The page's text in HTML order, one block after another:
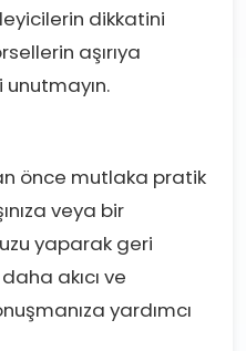
dikkatini
aşırıya
önce mutlaka pratik
veya bir
yaparak geri
akıcı ve
yardımcı